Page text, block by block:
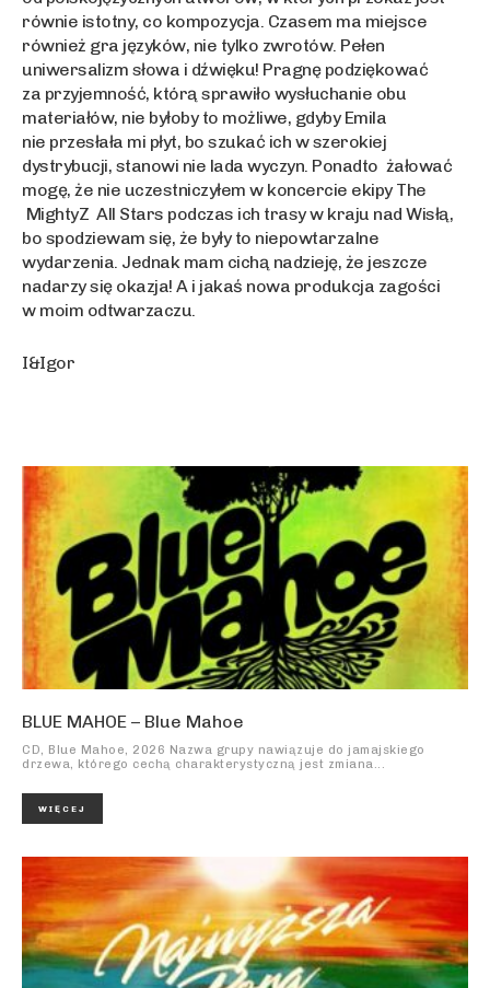
równie istotny, co kompozycja. Czasem ma miejsce
również gra języków, nie tylko zwrotów. Pełen
uniwersalizm słowa i dźwięku! Pragnę podziękować
za przyjemność, którą sprawiło wysłuchanie obu
materiałów, nie byłoby to możliwe, gdyby Emila
nie przesłała mi płyt, bo szukać ich w szerokiej
dystrybucji, stanowi nie lada wyczyn. Ponadto żałować
mogę, że nie uczestniczyłem w koncercie ekipy The
MightyZ All Stars podczas ich trasy w kraju nad Wisłą,
bo spodziewam się, że były to niepowtarzalne
wydarzenia. Jednak mam cichą nadzieję, że jeszcze
nadarzy się okazja! A i jakaś nowa produkcja zagości
w moim odtwarzaczu.
I&Igor
BLUE MAHOE – Blue Mahoe
CD, Blue Mahoe, 2026 Nazwa grupy nawiązuje do jamajskiego
drzewa, którego cechą charakterystyczną jest zmiana...
WIĘCEJ